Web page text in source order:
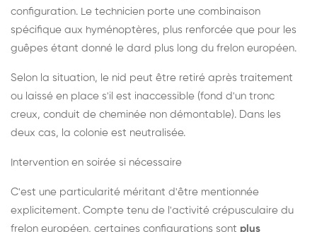
configuration. Le technicien porte une combinaison
spécifique aux hyménoptères, plus renforcée que pour les
guêpes étant donné le dard plus long du frelon européen.
Selon la situation, le nid peut être retiré après traitement
ou laissé en place s'il est inaccessible (fond d'un tronc
creux, conduit de cheminée non démontable). Dans les
deux cas, la colonie est neutralisée.
Intervention en soirée si nécessaire
C'est une particularité méritant d'être mentionnée
explicitement. Compte tenu de l'activité crépusculaire du
frelon européen, certaines configurations sont plus